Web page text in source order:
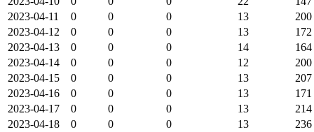
2023-04-11
0 0 0 13
200
2023-04-12
0 0 0 13
172
2023-04-13
0 0 0 14
164
2023-04-14
0 0 0 12
200
2023-04-15
0 0 0 13
207
2023-04-16
0 0 0 13
171
2023-04-17
0 0 0 13
214
2023-04-18
0 0 0 13
236